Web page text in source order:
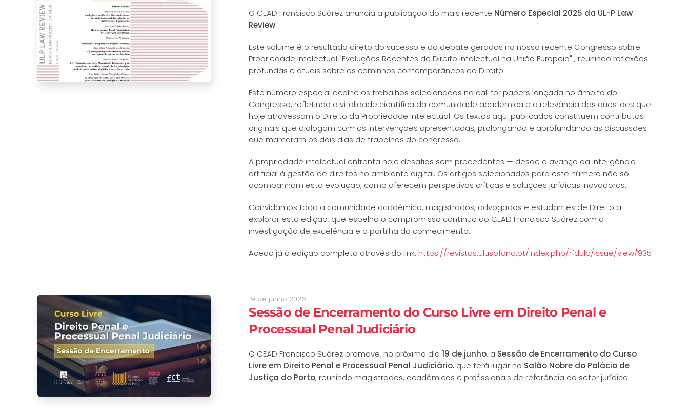
O CEAD Francisco Suárez anuncia a publicação do mais recente Número Especial 2025 da UL-P Law
Review.
Este volume é o resultado direto do sucesso e do debate gerados no nosso recente Congresso sobre
Propriedade Intelectual "Evoluções Recentes de Direito Intelectual na União Europeia" , reunindo reflexões
profundas e atuais sobre os caminhos contemporâneos do Direito.
Este número especial acolhe os trabalhos selecionados na call for papers lançada no âmbito do
Congresso, refletindo a vitalidade científica da comunidade académica e a relevância das questões que
hoje atravessam o Direito da Propriedade Intelectual. Os textos aqui publicados constituem contributos
originais que dialogam com as intervenções apresentadas, prolongando e aprofundando as discussões
que marcaram os dois dias de trabalhos do congresso.
A propriedade intelectual enfrenta hoje desafios sem precedentes — desde o avanço da inteligência
artificial à gestão de direitos no ambiente digital. Os artigos selecionados para este número não só
acompanham esta evolução, como oferecem perspetivas críticas e soluções jurídicas inovadoras.
Convidamos toda a comunidade académica, magistrados, advogados e estudantes de Direito a
explorar esta edição, que espelha o compromisso contínuo do CEAD Francisco Suárez com a
investigação de excelência e a partilha do conhecimento.
Aceda já à edição completa através do link:https://revistas.ulusofona.pt/index.php/rfdulp/issue/view/935
19 de junho 2026
Sessão de Encerramento do Curso Livre em Direito Penal e
Processual Penal Judiciário
O CEAD Francisco Suárez promove, no próximo dia 19 de junho, a Sessão de Encerramento do Curso
Livre em Direito Penal e Processual Penal Judiciário, que terá lugar no Salão Nobre do Palácio de
Justiça do Porto, reunindo magistrados, académicos e profissionais de referência do setor jurídico.